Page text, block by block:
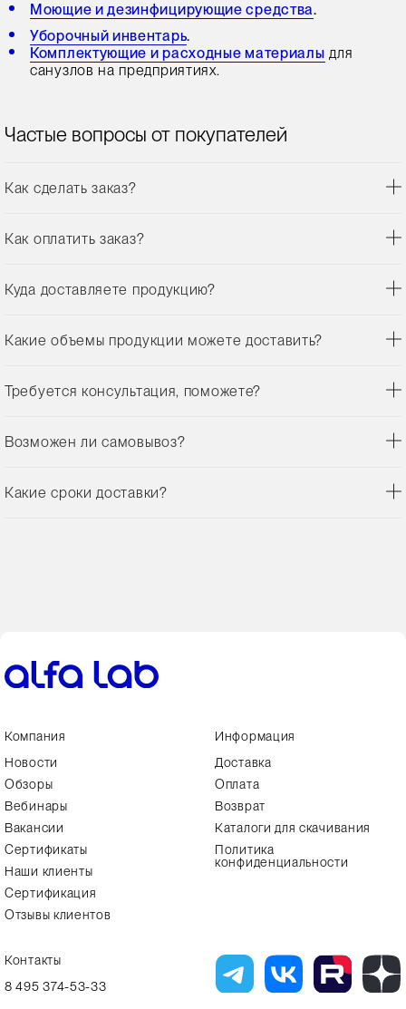
Моющие и дезинфицирующие средства.
Уборочный инвентарь.
Комплектующие и расходные материалы для
санузлов на предприятиях.
Частые вопросы от покупателей
Как сделать заказ?
Как оплатить заказ?
Куда доставляете продукцию?
Какие объемы продукции можете доставить?
Требуется консультация, поможете?
Возможен ли самовывоз?
Какие сроки доставки?
Компания
Новости
Обзоры
Вебинары
Вакансии
Сертификаты
Наши клиенты
Сертификация
Отзывы клиентов
Информация
Доставка
Оплата
Возврат
Каталоги для скачивания
Политика
конфиденциальности
Контакты
8 495 374-53-33